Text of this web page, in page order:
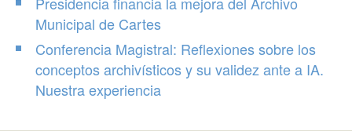
Municipal de Cartes
Conferencia Magistral: Reflexiones sobre los
conceptos archivísticos y su validez ante a IA.
Nuestra experiencia